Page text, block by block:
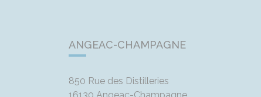
ANGEAC-CHAMPAGNE
850 Rue des Distilleries